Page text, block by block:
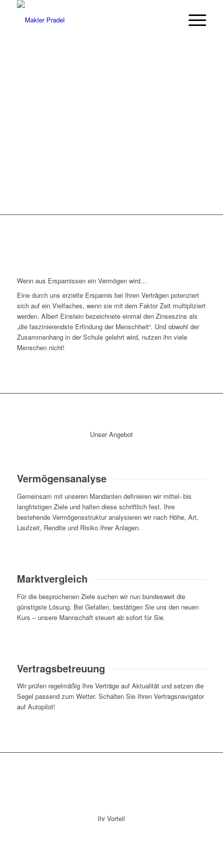
Wenn aus Ersparnissen ein Vermögen wird…
Eine durch uns erzielte Ersparnis bei Ihren Verträgen potenziert
sich auf ein Vielfaches, wenn sie mit dem Faktor Zeit multipliziert
werden. Albert Einstein bezeichnete einmal den Zinseszins als
„die faszinierendste Erfindung der Menschheit“. Und obwohl der
Zusammenhang in der Schule gelehrt wird, nutzen ihn viele
Menschen nicht!
Unser Angebot
Vermögensanalyse
Gemeinsam mit unseren Mandanten definieren wir mittel- bis
langfristigen Ziele und halten diese schriftlich fest. Ihre
bestehende Vermögensstruktur analysieren wir nach Höhe, Art,
Laufzeit, Rendite und Risiko Ihrer Anlagen.
Marktvergleich
Für die besprochenen Ziele suchen wir nun bundesweit die
günstigste Lösung. Bei Gefallen, bestätigen Sie uns den neuen
Kurs – unsere Mannschaft steuert ab sofort für Sie.
Vertragsbetreuung
Wir prüfen regelmäßig Ihre Verträge auf Aktualität und setzen die
Segel passend zum Wetter. Schalten Sie Ihren Vertragsnavigator
auf Autopilot!
Ihr Vorteil